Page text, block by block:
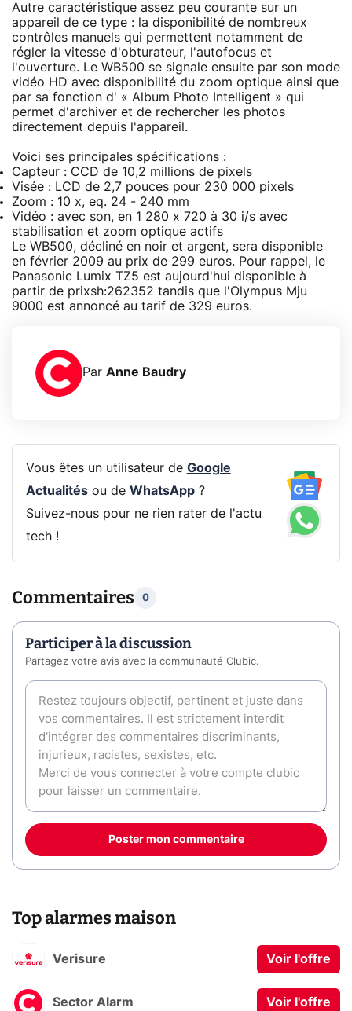
Autre caractéristique assez peu courante sur un
appareil de ce type : la disponibilité de nombreux
contrôles manuels qui permettent notamment de
régler la vitesse d'obturateur, l'autofocus et
l'ouverture. Le WB500 se signale ensuite par son mode
vidéo HD avec disponibilité du zoom optique ainsi que
par sa fonction d' « Album Photo Intelligent » qui
permet d'archiver et de rechercher les photos
directement depuis l'appareil.
Voici ses principales spécifications :
Capteur : CCD de 10,2 millions de pixels
Visée : LCD de 2,7 pouces pour 230 000 pixels
Zoom : 10 x, eq. 24 - 240 mm
Vidéo : avec son, en 1 280 x 720 à 30 i/s avec
stabilisation et zoom optique actifs
Le WB500, décliné en noir et argent, sera disponible
en février 2009 au prix de 299 euros. Pour rappel, le
Panasonic Lumix TZ5 est aujourd'hui disponible à
partir de prixsh:262352 tandis que l'Olympus Mju
9000 est annoncé au tarif de 329 euros.
Par Anne Baudry
Vous êtes un utilisateur de Google
Actualitésou de WhatsApp?
Suivez-nous pour ne rien rater de l'actu
tech !
Commentaires 0
Participer à la discussion
Partagez votre avis avec la communauté Clubic.
Poster mon commentaire
Top alarmes maison
Verisure Voir l'offre
Sector Alarm Voir l'offre